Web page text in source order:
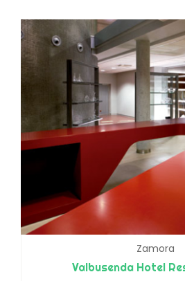
Zamora
Valbusenda Hotel